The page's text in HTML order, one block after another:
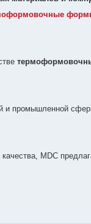
и промышленной
MDC